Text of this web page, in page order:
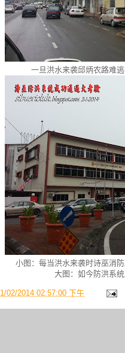
一旦洪水来袭邱炳农路难
小图：每当洪水来袭时诗巫消
大图：如今防洪系
1/02/2014 02:57:00 下午